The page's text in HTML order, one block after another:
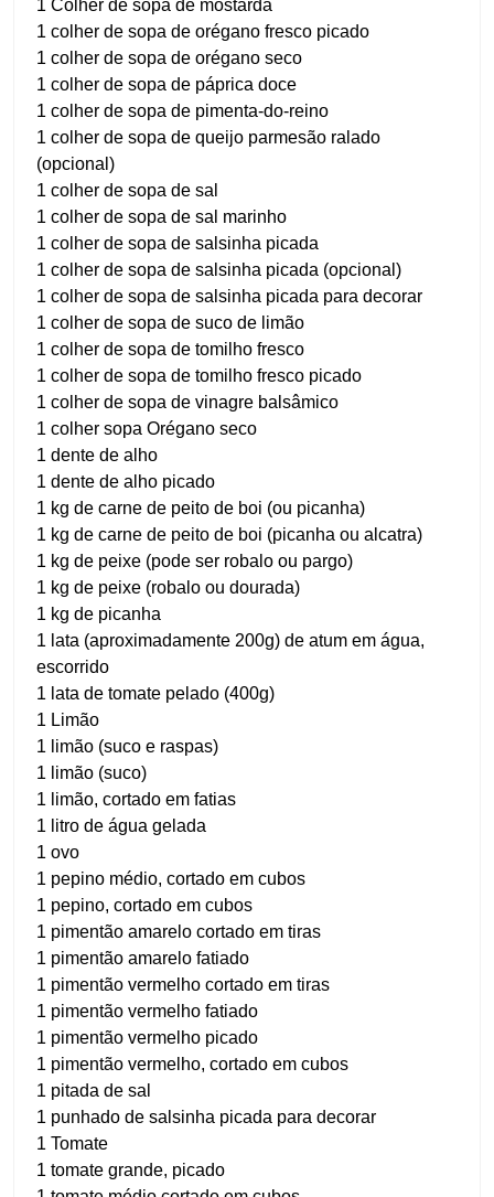
1 Colher de sopa de mostarda
1 colher de sopa de orégano fresco picado
1 colher de sopa de orégano seco
1 colher de sopa de páprica doce
1 colher de sopa de pimenta-do-reino
1 colher de sopa de queijo parmesão ralado
(opcional)
1 colher de sopa de sal
1 colher de sopa de sal marinho
1 colher de sopa de salsinha picada
1 colher de sopa de salsinha picada (opcional)
1 colher de sopa de salsinha picada para decorar
1 colher de sopa de suco de limão
1 colher de sopa de tomilho fresco
1 colher de sopa de tomilho fresco picado
1 colher de sopa de vinagre balsâmico
1 colher sopa Orégano seco
1 dente de alho
1 dente de alho picado
1 kg de carne de peito de boi (ou picanha)
1 kg de carne de peito de boi (picanha ou alcatra)
1 kg de peixe (pode ser robalo ou pargo)
1 kg de peixe (robalo ou dourada)
1 kg de picanha
1 lata (aproximadamente 200g) de atum em água,
escorrido
1 lata de tomate pelado (400g)
1 Limão
1 limão (suco e raspas)
1 limão (suco)
1 limão, cortado em fatias
1 litro de água gelada
1 ovo
1 pepino médio, cortado em cubos
1 pepino, cortado em cubos
1 pimentão amarelo cortado em tiras
1 pimentão amarelo fatiado
1 pimentão vermelho cortado em tiras
1 pimentão vermelho fatiado
1 pimentão vermelho picado
1 pimentão vermelho, cortado em cubos
1 pitada de sal
1 punhado de salsinha picada para decorar
1 Tomate
1 tomate grande, picado